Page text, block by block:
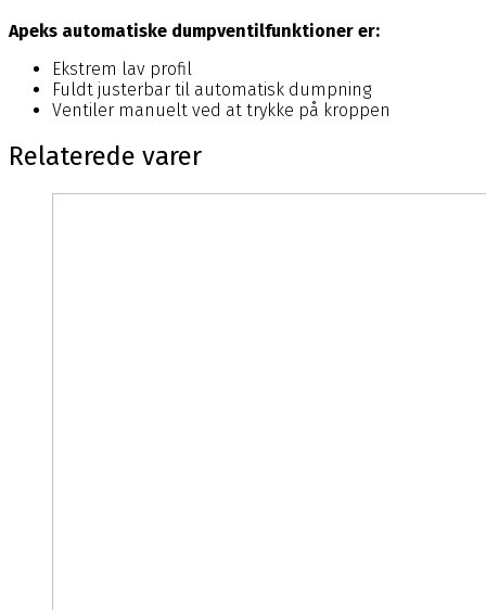
Apeks automatiske dumpventilfunktioner er:
Ekstrem lav profil
Fuldt justerbar til automatisk dumpning
Ventiler manuelt ved at trykke på kroppen
Relaterede varer